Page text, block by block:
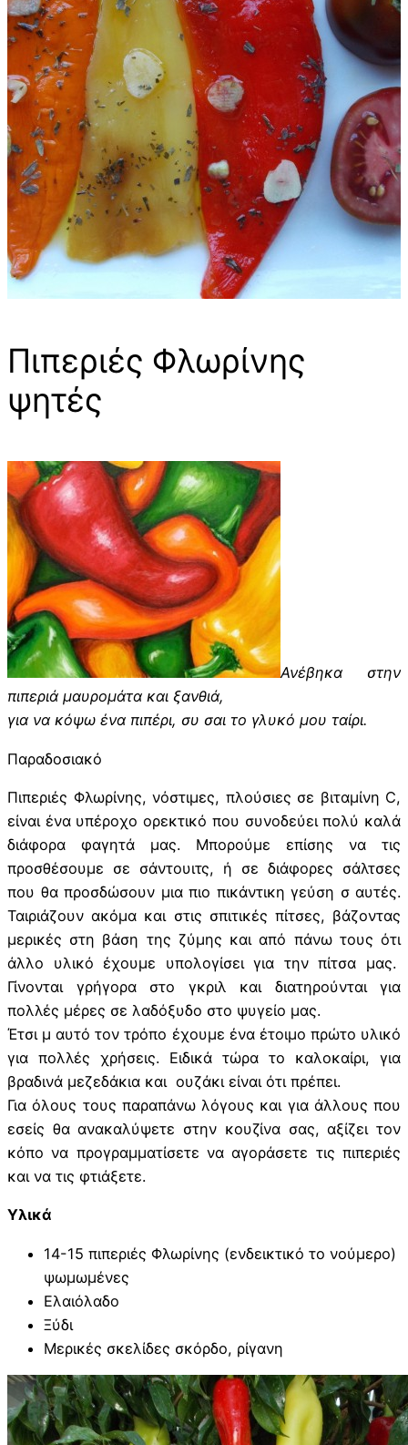
Πιπεριές Φλωρίνης
ψητές
Ανέβηκα στην
πιπεριά μαυρομάτα και ξανθιά,
για να κόψω ένα πιπέρι, συ σαι το γλυκό μου ταίρι.
Παραδοσιακό
Πιπεριές Φλωρίνης, νόστιμες, πλούσιες σε βιταμίνη C,
είναι ένα υπέροχο ορεκτικό που συνοδεύει πολύ καλά
διάφορα φαγητά μας. Μπορούμε επίσης να τις
προσθέσουμε σε σάντουιτς, ή σε διάφορες σάλτσες
που θα προσδώσουν μια πιο πικάντικη γεύση σ αυτές.
Ταιριάζουν ακόμα και στις σπιτικές πίτσες, βάζοντας
μερικές στη βάση της ζύμης και από πάνω τους ότι
άλλο υλικό έχουμε υπολογίσει για την πίτσα μας.
Γίνονται γρήγορα στο γκριλ και διατηρούνται για
πολλές μέρες σε λαδόξυδο στο ψυγείο μας.
Έτσι μ αυτό τον τρόπο έχουμε ένα έτοιμο πρώτο υλικό
για πολλές χρήσεις. Ειδικά τώρα το καλοκαίρι, για
βραδινά μεζεδάκια και ουζάκι είναι ότι πρέπει.
Για όλους τους παραπάνω λόγους και για άλλους που
εσείς θα ανακαλύψετε στην κουζίνα σας, αξίζει τον
κόπο να προγραμματίσετε να αγοράσετε τις πιπεριές
και να τις φτιάξετε.
Υλικά
14-15 πιπεριές Φλωρίνης (ενδεικτικό το νούμερο)
ψωμωμένες
Ελαιόλαδο
Ξύδι
Μερικές σκελίδες σκόρδο, ρίγανη